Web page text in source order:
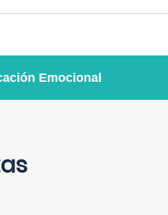
Emocional